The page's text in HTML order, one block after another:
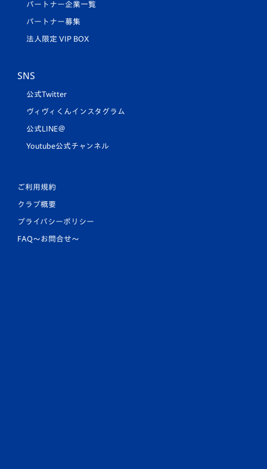
パートナー企業一覧
パートナー募集
法人限定 VIP BOX
SNS
公式Twitter
ヴィヴィくんインスタグラム
公式LINE＠
Youtube公式チャンネル
ご利用規約
クラブ概要
プライバシーポリシー
FAQ〜お問合せ〜